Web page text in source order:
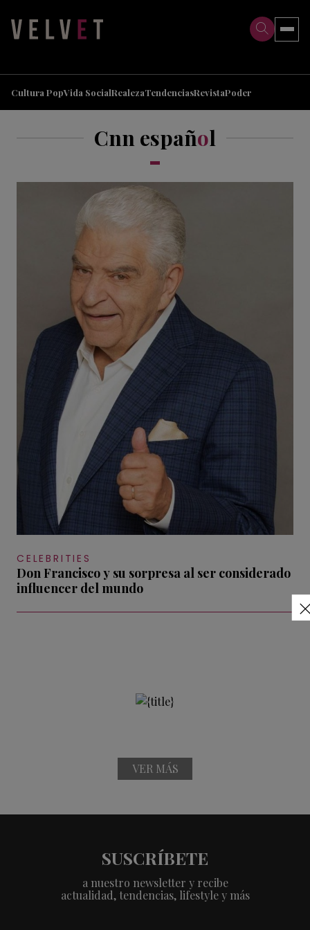
Cultura PopVida SocialRealezaTendenciasRevistaPoder
Cnn español
CELEBRITIES
Don Francisco y su sorpresa al ser considerado
influencer del mundo
VER MÁS
SUSCRÍBETE
a nuestro newsletter y recibe
actualidad, tendencias, lifestyle y más